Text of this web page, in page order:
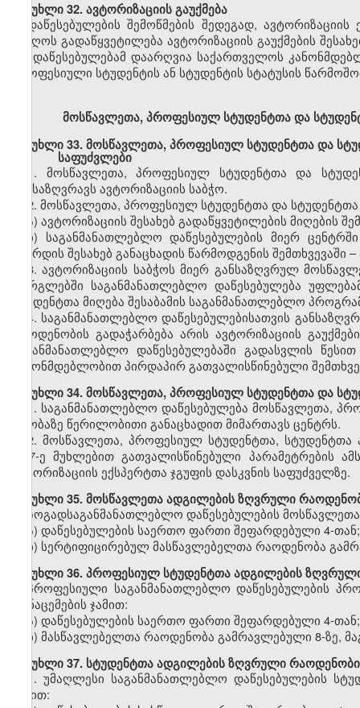
მუხლი32. ავტორიზაციისგაუქმება
დაწესებულების შემოწმების შედეგად, ავტორიზაციის
მიიღოს გადაწყვეტილება ავტორიზაციის გაუქმების
თუ დაწესებულებამ დაარღვია საქართველოს
პროფესიული სტუდენტის ან სტუდენტის სტატუსის
მოსწავლეთა, პროფესიულ სტუდენტთა და
მუხლი33. მოსწავლეთა, პროფესიულ სტუდენტთა და
საფუძვლები
1.
მოსწავლეთა, პროფესიულ სტუდენტთა და
განსაზღვრავს ავტორიზაციის საბჭო.
2. მოსწავლეთა, პროფესიულსტუდენტთა და
ა) ავტორიზაციის შესახებ გადაწყვეტილების მიღების
ბ) საგანმანათლებლო დაწესებულების მიერ
გაზრდის შესახებ განაცხადის წარმოდგენის შემთხვევაში –
3. ავტორიზაციის საბჭოს მიერ განსაზღვრულ
ფარგლებში საგანმანათლებლო დაწესებულება
სტუდენტთა მიღება შესაბამის საგანმანათლებლო
4. საგანმანათლებლოდაწესებულებისათვის
რაოდენობის გადაჭარბება არისავტორიზაციის
საგანმანათლებლო დაწესებულებაში გადასვლის
კანონმდებლობით პირდაპირ გათვალისწინებული
მუხლი34. მოსწავლეთა, პროფესიულ სტუდენტთა და
1. საგანმანათლებლო დაწესებულებამოსწავლეთა,
თაობაზე წერილობითი განაცხადით მიმართავს ცენტრს.
2. მოსწავლეთა, პროფესიულ სტუდენტთა,
7-ე მუხლებით გათვალისწინებული პარამეტრების
ავტორიზაციის ექსპერტთა ჯგუფის დასკვნის საფუძველზე.
მუხლი35. მოსწავლეთა ადგილების ზღვრული
ზოგადსაგანმანათლებლო დაწესებულების
ა) დაწესებულების საერთო ფართი შეფარდებული 4-თან;
ბ) სერტიფიცირებულმასწავლებელთა რაოდენობა
მუხლი36. პროფესიულ სტუდენტთა ადგილების
პროფესიული საგანმანათლებლო დაწესებულების
მონაცემების ჯამით:
ა) დაწესებულების საერთო ფართი შეფარდებული 4-თან;
ბ) მასწავლებელთა რაოდენობა გამრავლებული 8-ზე,
მუხლი37. სტუდენტთა ადგილების ზღვრული
1. უმაღლესი საგანმანათლებლოდაწესებულების
ჯამით: